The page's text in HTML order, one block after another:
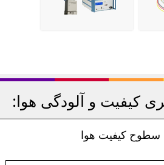
کیفیت و آلودگی هوا:
سطوح کیفیت هوا